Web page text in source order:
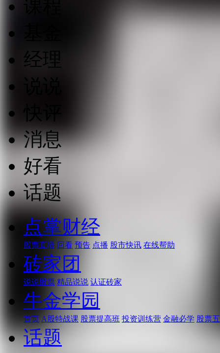
经理
消息
好看
话题
点掌财经
股票直播 回看 预告 点播 股市快讯 在线帮助
砖家团
说说股票 精品说说 认证砖家
牛金学园
首页 A股特战课 股票提高班 投资训练营 金融必学 股票
话题